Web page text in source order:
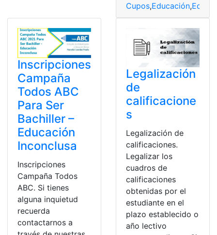
Cupos,Educación,
Inscripciones
Campaña
Todos ABC
Para Ser
Bachiller –
Educación
Inconclusa
Inscripciones
Campaña Todos
ABC. Si tienes
alguna inquietud
recuerda
contactarnos a
Legalización
de
calificacione
s
Legalización de
calificaciones.
Legalizar los
cuadros de
calificaciones
obtenidas por el
estudiante en el
plazo establecido o
año lectivo